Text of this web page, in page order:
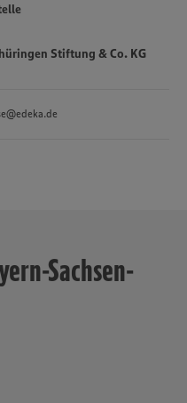
Stiftung & Co. KG
Sachsen-